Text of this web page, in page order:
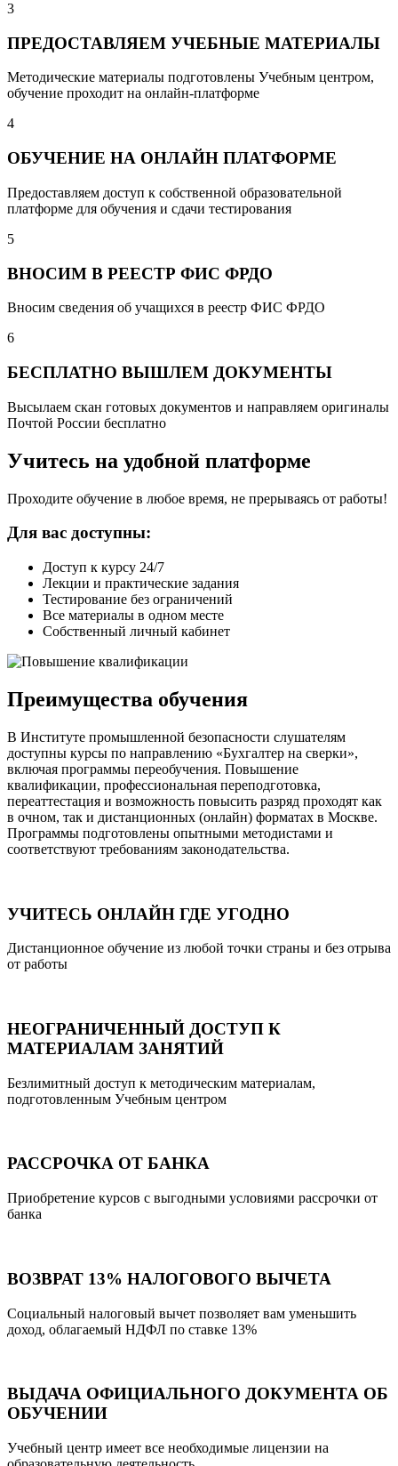
3
ПРЕДОСТАВЛЯЕМ УЧЕБНЫЕ МАТЕРИАЛЫ
Методические материалы подготовлены Учебным центром,
обучение проходит на онлайн-платформе
4
ОБУЧЕНИЕ НА ОНЛАЙН ПЛАТФОРМЕ
Предоставляем доступ к собственной образовательной
платформе для обучения и сдачи тестирования
5
ВНОСИМ В РЕЕСТР ФИС ФРДО
Вносим сведения об учащихся в реестр ФИС ФРДО
6
БЕСПЛАТНО ВЫШЛЕМ ДОКУМЕНТЫ
Высылаем скан готовых документов и направляем оригиналы
Почтой России бесплатно
Учитесь на удобной платформе
Проходите обучение в любое время, не прерываясь от работы!
Для вас доступны:
Доступ к курсу 24/7
Лекции и практические задания
Тестирование без ограничений
Все материалы в одном месте
Собственный личный кабинет
Преимущества обучения
В Институте промышленной безопасности слушателям
доступны курсы по направлению «Бухгалтер на сверки»,
включая программы переобучения. Повышение
квалификации, профессиональная переподготовка,
переаттестация и возможность повысить разряд проходят как
в очном, так и дистанционных (онлайн) форматах в Москве.
Программы подготовлены опытными методистами и
соответствуют требованиям законодательства.
УЧИТЕСЬ ОНЛАЙН ГДЕ УГОДНО
Дистанционное обучение из любой точки страны и без отрыва
от работы
НЕОГРАНИЧЕННЫЙ ДОСТУП К
МАТЕРИАЛАМ ЗАНЯТИЙ
Безлимитный доступ к методическим материалам,
подготовленным Учебным центром
РАССРОЧКА ОТ БАНКА
Приобретение курсов с выгодными условиями рассрочки от
банка
ВОЗВРАТ 13% НАЛОГОВОГО ВЫЧЕТА
Социальный налоговый вычет позволяет вам уменьшить
доход, облагаемый НДФЛ по ставке 13%
ВЫДАЧА ОФИЦИАЛЬНОГО ДОКУМЕНТА ОБ
ОБУЧЕНИИ
Учебный центр имеет все необходимые лицензии на